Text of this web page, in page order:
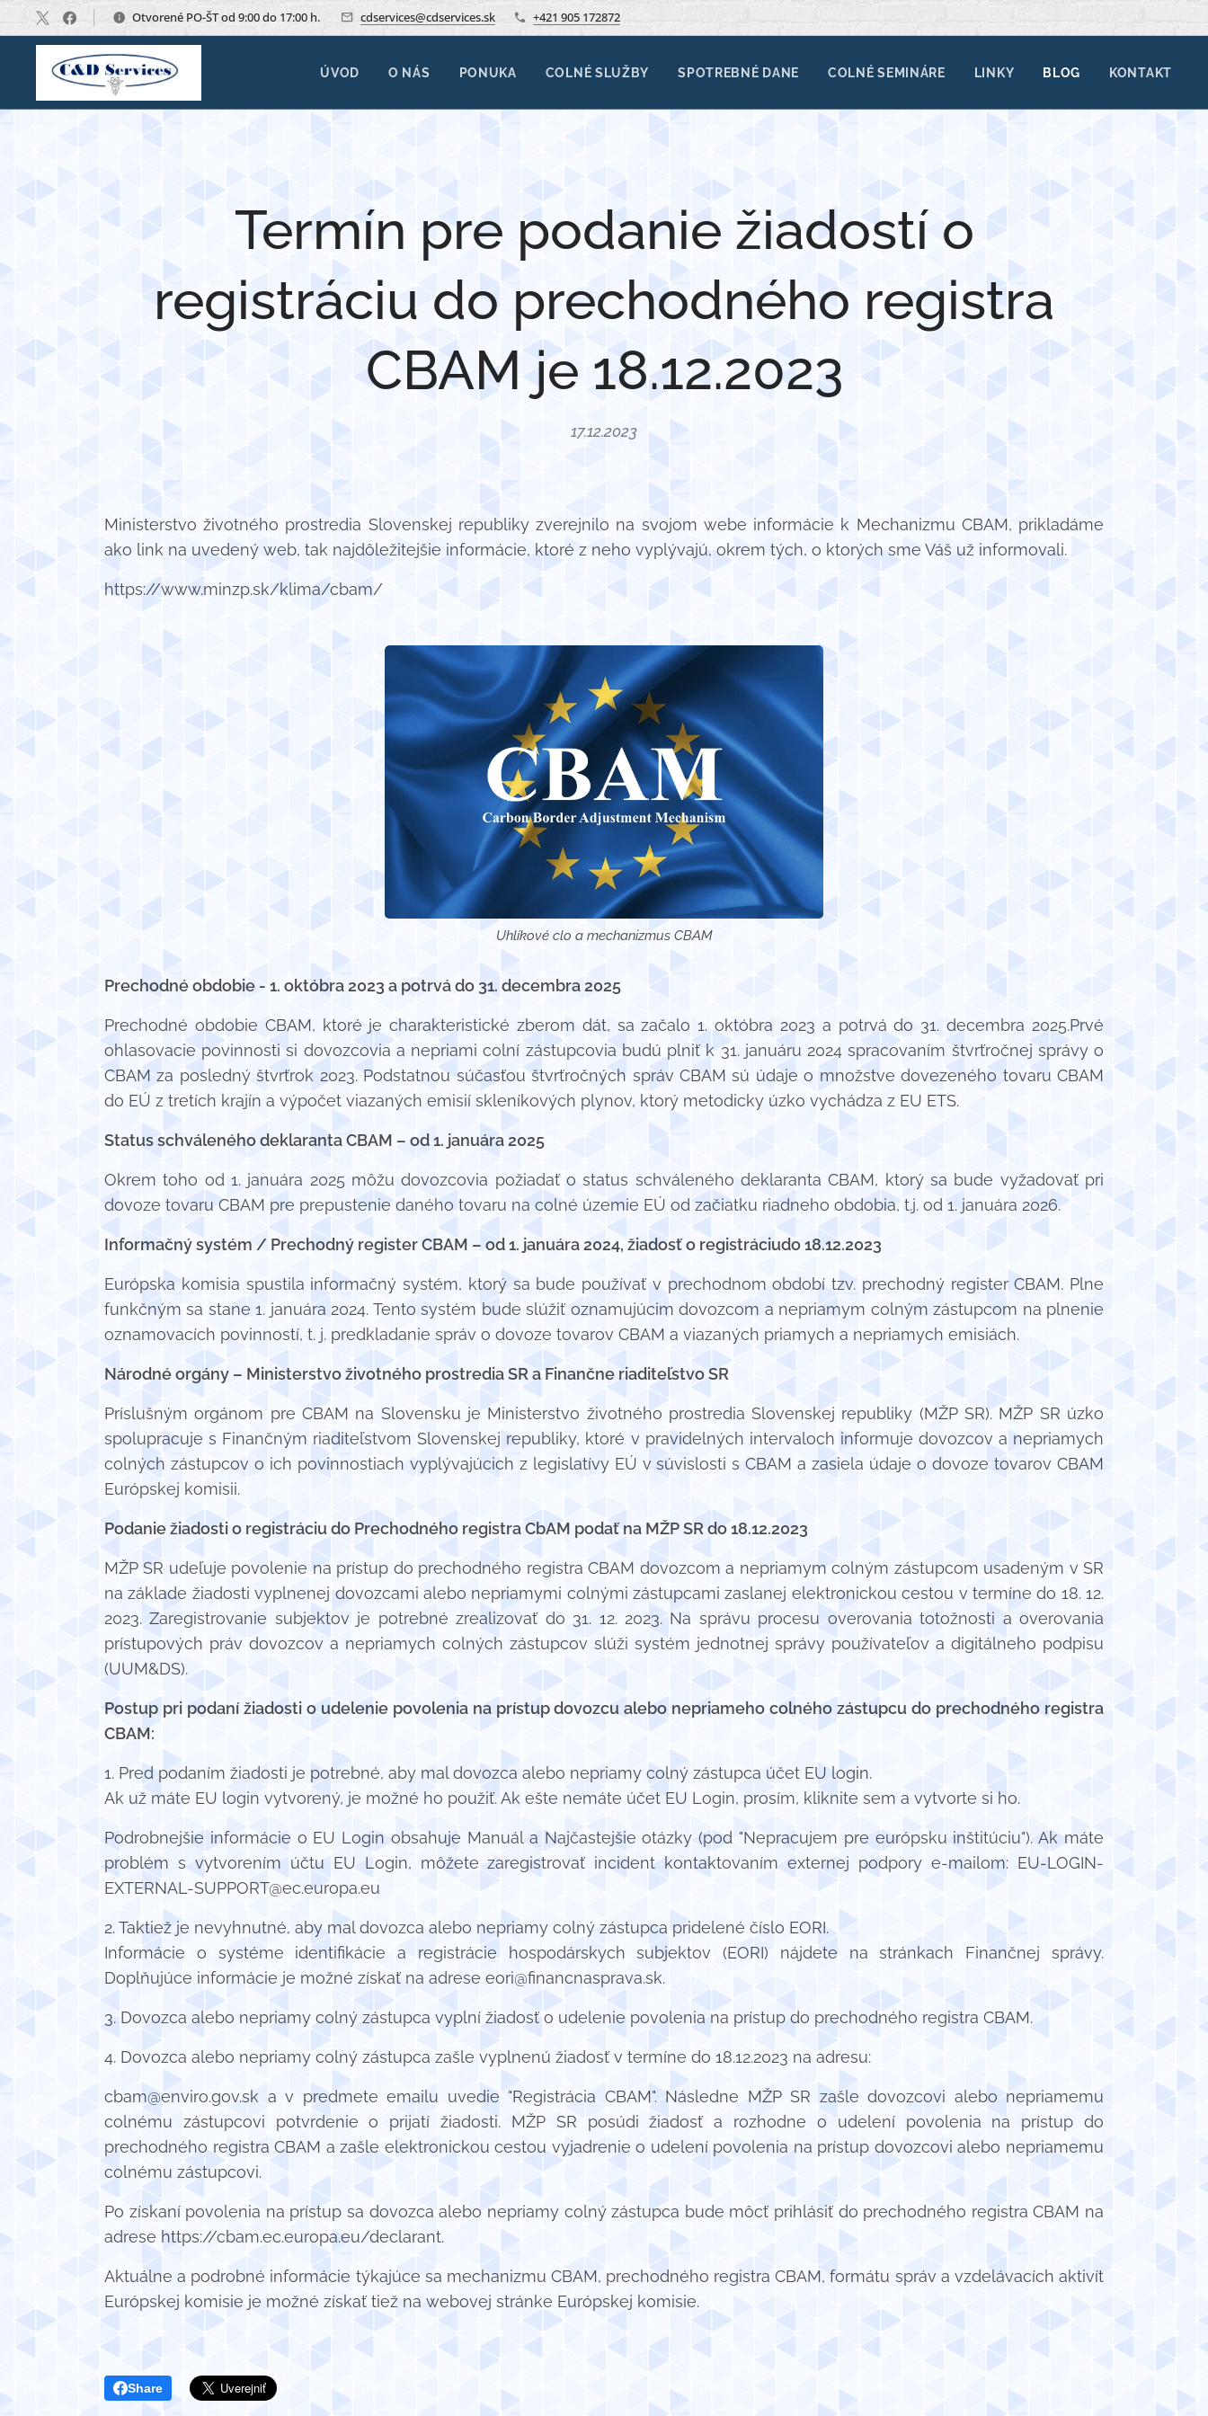
Otvorené PO-ŠT od 9:00 do 17:00 h. cdservices@cdservices.sk +421 905 172872
ÚVOD O NÁS PONUKA COLNÉ SLUŽBY SPOTREBNÉ DANE COLNÉ SEMINÁRE LINKY BLOG KONTAKT
Termín pre podanie žiadostí o
registráciu do prechodného registra
CBAM je 18.12.2023
17.12.2023
Ministerstvo životného prostredia Slovenskej republiky zverejnilo na svojom webe informácie k Mechanizmu CBAM, prikladáme
ako link na uvedený web, tak najdôležitejšie informácie, ktoré z neho vyplývajú, okrem tých, o ktorých sme Váš už informovali.
https://www.minzp.sk/klima/cbam/
Uhlíkové clo a mechanizmus CBAM
Prechodné obdobie - 1. októbra 2023 a potrvá do 31. decembra 2025
Prechodné obdobie CBAM, ktoré je charakteristické zberom dát, sa začalo 1. októbra 2023 a potrvá do 31. decembra 2025.Prvé
ohlasovacie povinnosti si dovozcovia a nepriami colní zástupcovia budú plniť k 31. januáru 2024 spracovaním štvrťročnej správy o
CBAM za posledný štvrťrok 2023. Podstatnou súčasťou štvrťročných správ CBAM sú údaje o množstve dovezeného tovaru CBAM
do EÚ z tretích krajín a výpočet viazaných emisií skleníkových plynov, ktorý metodicky úzko vychádza z EU ETS.
Status schváleného deklaranta CBAM – od 1. januára 2025
Okrem toho od 1. januára 2025 môžu dovozcovia požiadať o status schváleného deklaranta CBAM, ktorý sa bude vyžadovať pri
dovoze tovaru CBAM pre prepustenie daného tovaru na colné územie EÚ od začiatku riadneho obdobia, t.j. od 1. januára 2026.
Informačný systém / Prechodný register CBAM – od 1. januára 2024, žiadosť o registráciudo 18.12.2023
Európska komisia spustila informačný systém, ktorý sa bude používať v prechodnom období tzv. prechodný register CBAM. Plne
funkčným sa stane 1. januára 2024. Tento systém bude slúžiť oznamujúcim dovozcom a nepriamym colným zástupcom na plnenie
oznamovacích povinností, t. j. predkladanie správ o dovoze tovarov CBAM a viazaných priamych a nepriamych emisiách.
Národné orgány – Ministerstvo životného prostredia SR a Finančne riaditeľstvo SR
Príslušným orgánom pre CBAM na Slovensku je Ministerstvo životného prostredia Slovenskej republiky (MŽP SR). MŽP SR úzko
spolupracuje s Finančným riaditeľstvom Slovenskej republiky, ktoré v pravidelných intervaloch informuje dovozcov a nepriamych
colných zástupcov o ich povinnostiach vyplývajúcich z legislatívy EÚ v súvislosti s CBAM a zasiela údaje o dovoze tovarov CBAM
Európskej komisii.
Podanie žiadosti o registráciu do Prechodného registra CbAM podať na MŽP SR do 18.12.2023
MŽP SR udeľuje povolenie na prístup do prechodného registra CBAM dovozcom a nepriamym colným zástupcom usadeným v SR
na základe žiadosti vyplnenej dovozcami alebo nepriamymi colnými zástupcami zaslanej elektronickou cestou v termíne do 18. 12.
2023. Zaregistrovanie subjektov je potrebné zrealizovať do 31. 12. 2023. Na správu procesu overovania totožnosti a overovania
prístupových práv dovozcov a nepriamych colných zástupcov slúži systém jednotnej správy používateľov a digitálneho podpisu
(UUM&DS).
Postup pri podaní žiadosti o udelenie povolenia na prístup dovozcu alebo nepriameho colného zástupcu do prechodného registra
CBAM:
1. Pred podaním žiadosti je potrebné, aby mal dovozca alebo nepriamy colný zástupca účet EU login.
Ak už máte EU login vytvorený, je možné ho použiť. Ak ešte nemáte účet EU Login, prosím, kliknite sem a vytvorte si ho.
Podrobnejšie informácie o EU Login obsahuje Manuál a Najčastejšie otázky (pod "Nepracujem pre európsku inštitúciu"). Ak máte
problém s vytvorením účtu EU Login, môžete zaregistrovať incident kontaktovaním externej podpory e-mailom: EU-LOGIN-
EXTERNAL-SUPPORT@ec.europa.eu
2. Taktiež je nevyhnutné, aby mal dovozca alebo nepriamy colný zástupca pridelené číslo EORI.
Informácie o systéme identifikácie a registrácie hospodárskych subjektov (EORI) nájdete na stránkach Finančnej správy.
Doplňujúce informácie je možné získať na adrese eori@financnasprava.sk.
3. Dovozca alebo nepriamy colný zástupca vyplní žiadosť o udelenie povolenia na prístup do prechodného registra CBAM.
4. Dovozca alebo nepriamy colný zástupca zašle vyplnenú žiadosť v termíne do 18.12.2023 na adresu:
cbam@enviro.gov.sk a v predmete emailu uvedie "Registrácia CBAM". Následne MŽP SR zašle dovozcovi alebo nepriamemu
colnému zástupcovi potvrdenie o prijatí žiadosti. MŽP SR posúdi žiadosť a rozhodne o udelení povolenia na prístup do
prechodného registra CBAM a zašle elektronickou cestou vyjadrenie o udelení povolenia na prístup dovozcovi alebo nepriamemu
colnému zástupcovi.
Po získaní povolenia na prístup sa dovozca alebo nepriamy colný zástupca bude môcť prihlásiť do prechodného registra CBAM na
adrese https://cbam.ec.europa.eu/declarant.
Aktuálne a podrobné informácie týkajúce sa mechanizmu CBAM, prechodného registra CBAM, formátu správ a vzdelávacích aktivít
Európskej komisie je možné získať tiež na webovej stránke Európskej komisie.
Share